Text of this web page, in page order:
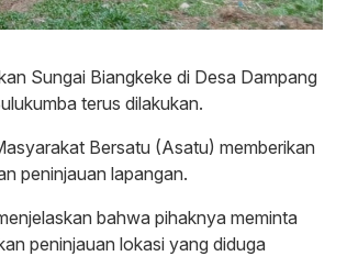
Sungai Biangkeke di Desa Dampang
terus dilakukan.
Bersatu (Asatu) memberikan
peninjauan lapangan.
bahwa pihaknya meminta
peninjauan lokasi yang diduga